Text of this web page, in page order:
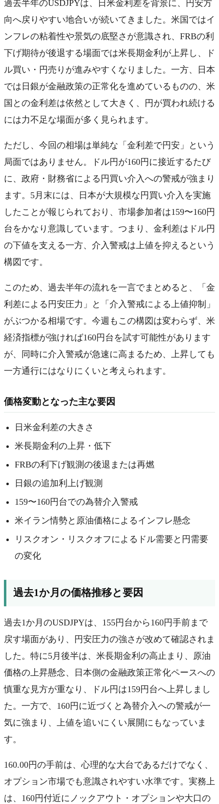
過去半年のUSDJPYは、日米金利差を背景に、円安方
向へ戻りやすい地合いが続いてきました。米国ではイ
ンフレの粘着性や景気の底堅さが意識され、FRBの利
下げ期待が後退する場面では米長期金利が上昇し、ド
ル買い・円売りが進みやすくなりました。一方、日本
では日銀が金融政策の正常化を進めているものの、米
国との金利差は依然として大きく、円が買われ続ける
には力不足な場面が多く見られます。
ただし、今回の相場は単純な「金利差で円安」という
局面ではありません。ドル円が160円に接近するたび
に、政府・財務省による円買い介入への警戒が強まり
ます。5月末には、日本が大規模な円買い介入を実施
したことが報じられており、市場参加者は159〜160円
台をかなり意識しています。つまり、金利差はドル円
の下値を支える一方、介入警戒は上値を抑えるという
構図です。
このため、過去半年の流れを一言でまとめると、「金
利差による円安圧力」と「介入警戒による上値抑制」
がぶつかる相場です。今週もこの構図は変わらず、米
経済指標が強ければ160円台を試す可能性があります
が、同時に介入警戒が急速に高まるため、上昇しても
一方通行にはなりにくいと考えられます。
価格変動となった主な要因
日米金利差の大きさ
米長期金利の上昇・低下
FRBの利下げ観測の後退または再燃
日銀の追加利上げ観測
159〜160円台での為替介入警戒
米イラン情勢と原油価格によるインフレ懸念
リスクオン・リスクオフによるドル需要と円需要
の変化
過去1か月の価格推移と要因
過去1か月のUSDJPYは、155円台から160円手前まで
戻す場面があり、円安圧力の強さが改めて確認されま
した。特に5月後半は、米長期金利の高止まり、原油
価格の上昇懸念、日本側の金融政策正常化ペースへの
慎重な見方が重なり、ドル円は159円台へ上昇しまし
た。一方で、160円に近づくと為替介入への警戒が一
気に強まり、上値を追いにくい展開にもなっていま
す。
160.00円の手前は、心理的な大台であるだけでなく、
オプション市場でも意識されやすい水準です。実務上
は、160円付近にノックアウト・オプションや大口の